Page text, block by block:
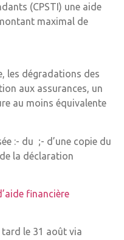
(CPSTI) une aide
maximal de
les dégradations des
aux assurances, un
au moins équivalente
:- du ;- d’une copie du
la déclaration
financière
le 31 août via